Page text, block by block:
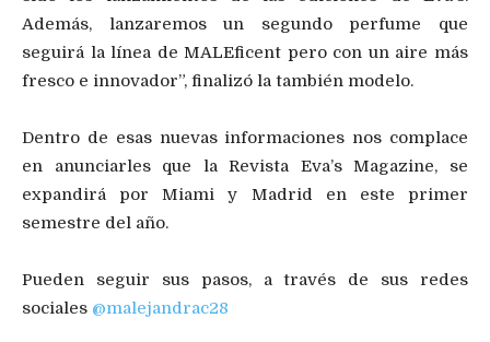
Además, lanzaremos un segundo perfume que
seguirá la línea de MALEficent pero con un aire más
fresco e innovador”, finalizó la también modelo.
Dentro de esas nuevas informaciones nos complace
en anunciarles que la Revista Eva’s Magazine, se
expandirá por Miami y Madrid en este primer
semestre del año.
Pueden seguir sus pasos, a través de sus redes
sociales @malejandrac28